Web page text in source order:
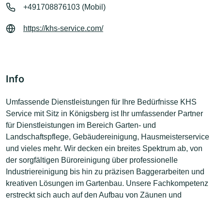
+491708876103 (Mobil)
https://khs-service.com/
Info
Umfassende Dienstleistungen für Ihre Bedürfnisse KHS
Service mit Sitz in Königsberg ist Ihr umfassender Partner
für Dienstleistungen im Bereich Garten- und
Landschaftspflege, Gebäudereinigung, Hausmeisterservice
und vieles mehr. Wir decken ein breites Spektrum ab, von
der sorgfältigen Büroreinigung über professionelle
Industriereinigung bis hin zu präzisen Baggerarbeiten und
kreativen Lösungen im Gartenbau. Unsere Fachkompetenz
erstreckt sich auch auf den Aufbau von Zäunen und